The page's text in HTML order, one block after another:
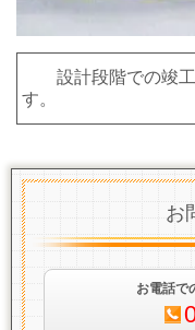
設計段階での竣工
お
お電話で